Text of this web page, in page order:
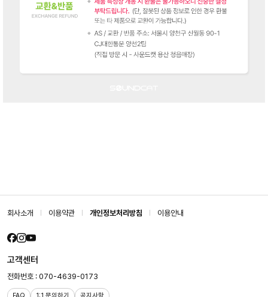
회사소개 이용약관 개인정보처리방침 이용안내
고객센터
전화번호 : 070-4639-0173
FAQ 1:1 문의하기 공지사항